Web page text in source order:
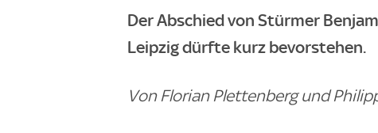
Der Abschied von Stürmer
Leipzig dürfte kurz bevorstehen.
Von Florian Plettenberg und